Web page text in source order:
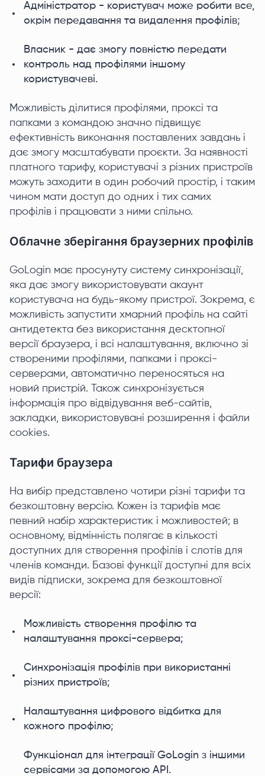
Адміністратор - користувач може робити все,
окрім передавання та видалення профілів;
Власник - дає змогу повністю передати
контроль над профілями іншому
користувачеві.
Можливість ділитися профілями, проксі та
папками з командою значно підвищує
ефективність виконання поставлених завдань і
дає змогу масштабувати проєкти. За наявності
платного тарифу, користувачі з різних пристроїв
можуть заходити в один робочий простір, і таким
чином мати доступ до одних і тих самих
профілів і працювати з ними спільно.
Облачне зберігання браузерних профілів
GoLogin має просунуту систему синхронізації,
яка дає змогу використовувати акаунт
користувача на будь-якому пристрої. Зокрема, є
можливість запустити хмарний профіль на сайті
антидетекта без використання десктопної
версії браузера, і всі налаштування, включно зі
створеними профілями, папками і проксі-
серверами, автоматично переносяться на
новий пристрій. Також синхронізується
інформація про відвідування веб-сайтів,
закладки, використовувані розширення і файли
cookies.
Тарифи браузера
На вибір представлено чотири різні тарифи та
безкоштовну версію. Кожен із тарифів має
певний набір характеристик і можливостей; в
основному, відмінність полягає в кількості
доступних для створення профілів і слотів для
членів команди. Базові функції доступні для всіх
видів підписки, зокрема для безкоштовної
версії:
Можливість створення профілю та
налаштування проксі-сервера;
Синхронізація профілів при використанні
різних пристроїв;
Налаштування цифрового відбитка для
кожного профілю;
Функціонал для інтеграції GoLogin з іншими
сервісами за допомогою API.